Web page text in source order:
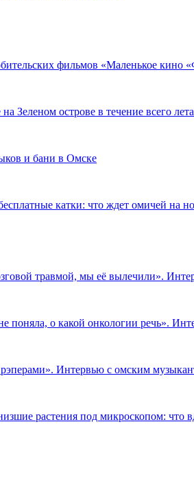
фильмов «Маленькое кино
Зеленом острове в течение всего
и бани в Омске
катки: что ждет омичей на
травмой, мы её вылечили».
поняла, о какой онкологии речь».
Интервью с омским
растения под микроскопом: что